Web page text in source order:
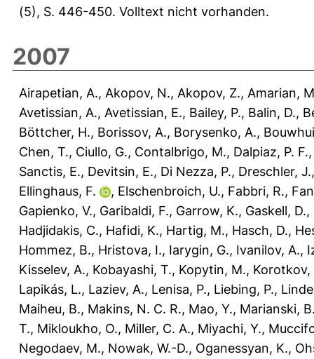
(5), S. 446-450. Volltext nicht vorhanden.
2007
Airapetian, A., Akopov, N., Akopov, Z., Amarian,
Avetissian, A., Avetissian, E., Bailey, P., Balin, D.,
Böttcher, H., Borissov, A., Borysenko, A.,
Chen, T., Ciullo, G., Contalbrigo, M., Dalpiaz, P. F.
Sanctis, E., Devitsin, E., Di Nezza, P., Dreschler, J.
Ellinghaus, F.
, Elschenbroich, U., Fabbri, R.,
Gapienko, V., Garibaldi, F., Garrow, K., Gaskell, D.,
Hadjidakis, C., Hafidi, K., Hartig, M., Hasch, D.,
Hommez, B., Hristova, I., Iarygin, G., Ivanilov, A.,
Kisselev, A., Kobayashi, T., Kopytin, M., Korotkov,
Lapikás, L., Laziev, A., Lenisa, P., Liebing, P.,
Maiheu, B., Makins, N. C. R., Mao, Y., Marianski,
T., Mikloukho, O., Miller, C. A., Miyachi, Y.,
Negodaev, M., Nowak, W.-D., Oganessyan, K.,